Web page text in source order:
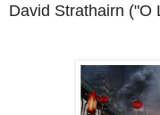
David Strathairn ("O